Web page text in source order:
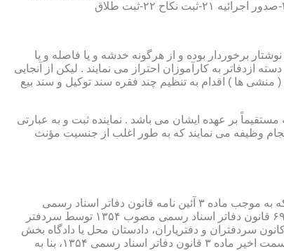
برخوردار بوده و از هرگونه خدشه و یا فاصله و یا
به کارآموزان احتراز می نمایند . لیکن از آنجایی
( منشی ها ) اقدام به تنظیم چند فقره سند توکیل و سند بیع
مستقیماً بر عهده ایشان می باشد . نماینده ثبت و به عبارتی
وظیفه می نمایند که به طور اغلب از جنسیت مؤنث
یكی از مناصب بسیار مهم، خطیر و مورد بحث در حقوق مربوط به دفاتر اسناد رسمی، منصب دفتر یاری است. برخلاف سران دفاتر اسناد رسمی كه به موجب ماده ۳ آئین نامه قانون دفاتر اسناد رسمی
(اصلاحی ۲۷/۱۱/۱۳۶۰) به طور سراسری و عمومی، از طریق آگهی، امتحانات ورودی و اختبار، انتخاب گردیده یا به موجب اختیارات حاصله از ماده ۶۹ قانون دفاتر اسناد رسمی مصوب ۱۳۵۴ توسط سردفتر
سردفتران و دفتریاران، دادستان محل یا دادگاه بخش
(حسب مورد) توسط سازمان ثبت اسناد و املاك كشور پیشنهاد و با ابلاغ ریاست قوه قضائیه به این سمت منصوب خواهند شد. دفتریاران، مطابق قسمت اخیر ماده ۳ قانون دفاتر اسناد رسمی ۱۳۵۴، بنا به